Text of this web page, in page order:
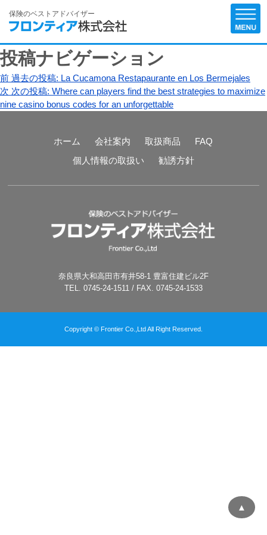
保険のベストアドバイザー
投稿ナビゲーション
前 過去の投稿: La Cucamona Restapaurante en Los Bermejales
次 次の投稿: Where can players find the best strategies to maximize
nine casino bonus codes for an unforgettable
ホーム 会社案内 取扱商品
FAQ
個人情報の取扱い
勧誘方針
奈良県大和高田市有井58-1 豊富住建ビル2F
TEL. 0745-24-1511 / FAX. 0745-24-1533
Copyright © Frontier Co.,Ltd All Right Reserved.
▲